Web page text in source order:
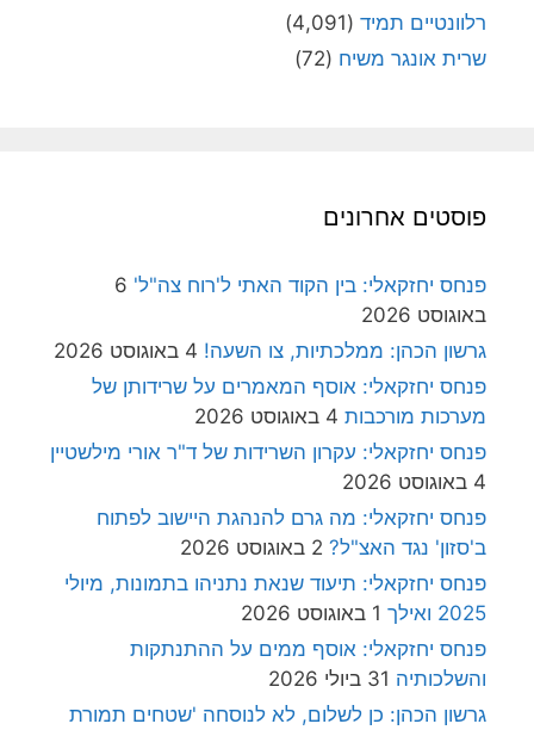
רלוונטיים תמיד (4,091)
שרית אונגר משיח (72)
פוסטים אחרונים
פנחס יחזקאלי: בין הקוד האתי ל'רוח צה"ל' 6
באוגוסט 2026
גרשון הכהן: ממלכתיות, צו השעה! 4 באוגוסט 2026
פנחס יחזקאלי: אוסף המאמרים על שרידותן של
מערכות מורכבות 4 באוגוסט 2026
פנחס יחזקאלי: עקרון השרידות של ד"ר אורי מילשטיין
4 באוגוסט 2026
פנחס יחזקאלי: מה גרם להנהגת היישוב לפתוח
ב'סזון' נגד האצ"ל? 2 באוגוסט 2026
פנחס יחזקאלי: תיעוד שנאת נתניהו בתמונות, מיולי
2025 ואילך
1 באוגוסט 2026
פנחס יחזקאלי: אוסף ממים על ההתנתקות
והשלכותיה 31 ביולי 2026
גרשון הכהן: כן לשלום, לא לנוסחה 'שטחים תמורת